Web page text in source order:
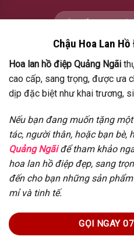
Chậu Hoa Lan
Hoa lan hồ điệp Quảng Ngãi
cao cấp, sang trọng, được ưa
dịp đặc biệt như khai trương,
Nếu bạn đang muốn tặng
tác, người thân, hoặc bạn bè,
Quảng Ngãiđể tham khảo
hoa lan hồ điệp đẹp, sang
đến cho bạn những sản
mỉ và tinh tế.
GỌI NGAY